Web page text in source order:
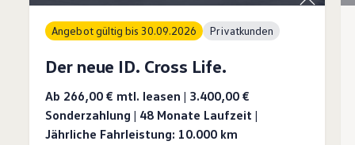
Angebot gültig bis 30.09.2026 Privatkunden
Der neue ID. Cross Life.
Ab 266,00 € mtl. leasen | 3.400,00 €
Sonderzahlung | 48 Monate Laufzeit |
Jährliche Fahrleistung: 10.000 km